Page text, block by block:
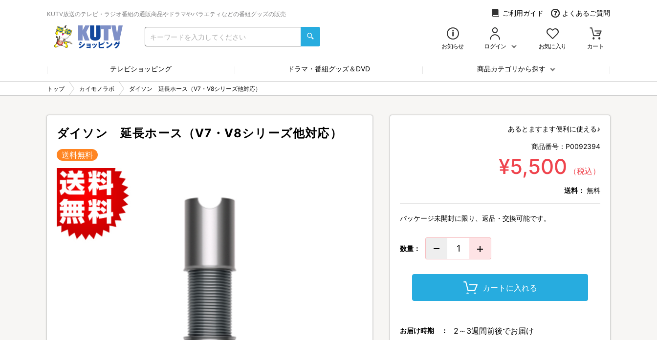
KUTV放送のテレビ・ラジオ番組の通販商品やドラマやバラエティなどの番組グッズの販売 ご利用ガイド よくあるご質問
お知らせ ログイン お気に入り カート
テレビショッピング ドラマ・番組グッズ＆DVD 商品カテゴリから探す
トップ カイモノラボ ダイソン 延長ホース（V7・V8シリーズ他対応）
ダイソン 延長ホース（V7・V8シリーズ他対応）
送料無料
あるとますます便利に使える♪
商品番号： P0092394
¥5,500 （税込）
送料： 無料
パッケージ未開封に限り、返品・交換可能です。
数量：
カートに入れる
お届け時期 ： 2～3週間前後でお届け